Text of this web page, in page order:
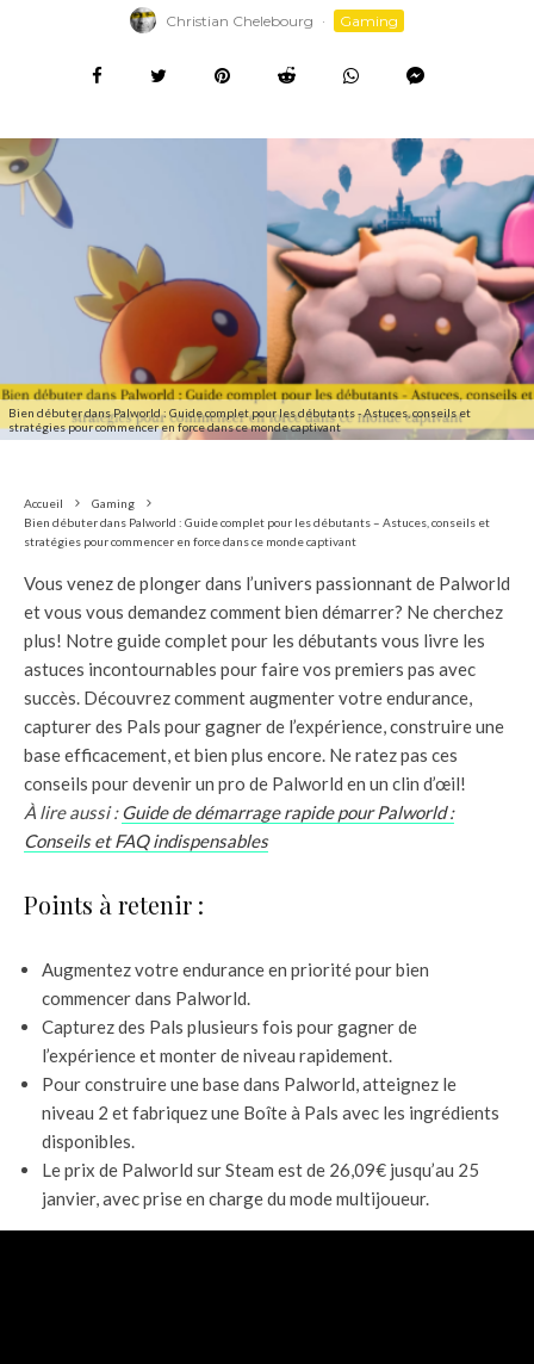
Christian Chelebourg · Gaming
Bien débuter dans Palworld : Guide complet pour les débutants - Astuces, conseils et
stratégies pour commencer en force dans ce monde captivant
Accueil
Gaming
Bien débuter dans Palworld : Guide complet pour les débutants – Astuces, conseils et
stratégies pour commencer en force dans ce monde captivant
Vous venez de plonger dans l’univers passionnant de Palworld
et vous vous demandez comment bien démarrer? Ne cherchez
plus! Notre guide complet pour les débutants vous livre les
astuces incontournables pour faire vos premiers pas avec
succès. Découvrez comment augmenter votre endurance,
capturer des Pals pour gagner de l’expérience, construire une
base efficacement, et bien plus encore. Ne ratez pas ces
conseils pour devenir un pro de Palworld en un clin d’œil!
À lire aussi :Guide de démarrage rapide pour Palworld :
Conseils et FAQ indispensables
Points à retenir :
Augmentez votre endurance en priorité pour bien
commencer dans Palworld.
Capturez des Pals plusieurs fois pour gagner de
l’expérience et monter de niveau rapidement.
Pour construire une base dans Palworld, atteignez le
niveau 2 et fabriquez une Boîte à Pals avec les ingrédients
disponibles.
Le prix de Palworld sur Steam est de 26,09€ jusqu’au 25
janvier, avec prise en charge du mode multijoueur.